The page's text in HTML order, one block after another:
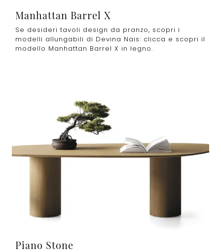
Manhattan Barrel X
Se desideri tavoli design da pranzo, scopri i
modelli allungabili di Devina Nais: clicca e scopri il
modello Manhattan Barrel X in legno.
Piano Stone